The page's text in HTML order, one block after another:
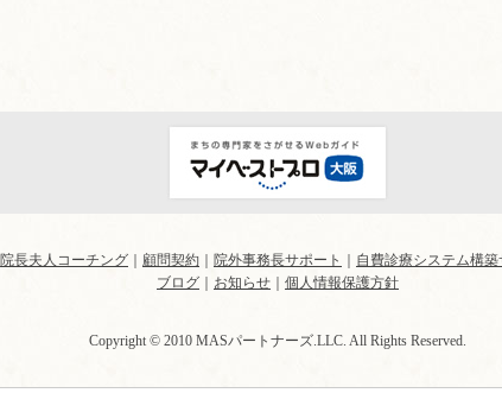
院長夫人コーチング 顧問契約 院外事務長サポート 自費診療システム構築
ブログ
お知らせ 個人情報保護方針
Copyright © 2010 MASパートナーズ.LLC. All Rights Reserved.